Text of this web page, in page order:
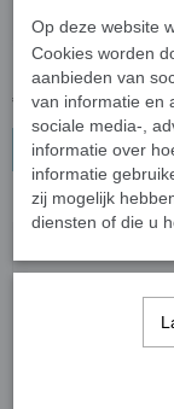
MDF vos; 26 cm
€ 4,95
In winkelwagen
Op deze website
Cookies worden
aanbieden van
van informatie en
sociale media-,
informatie over
informatie
zij mogelijk
diensten of die u